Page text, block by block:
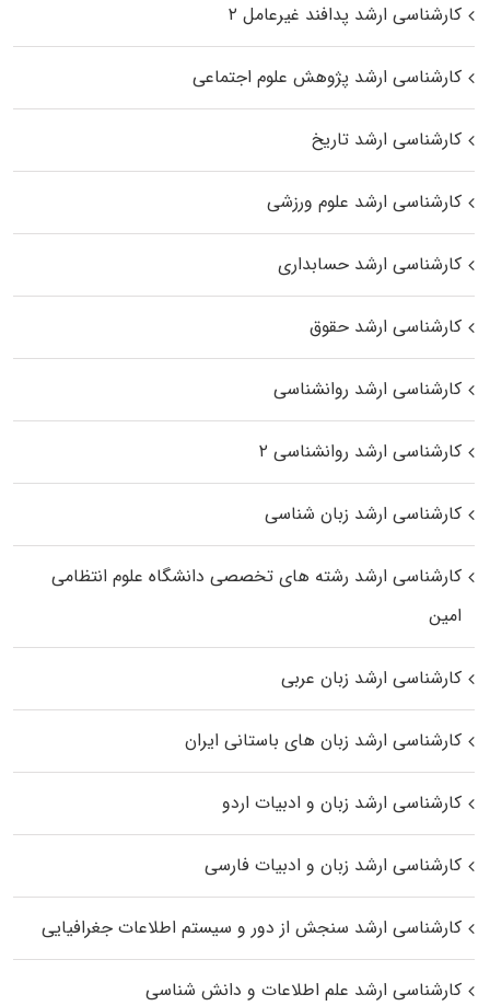
کارشناسی ارشد پدافند غیرعامل ۲
کارشناسی ارشد پژوهش علوم اجتماعی
کارشناسی ارشد تاریخ
کارشناسی ارشد علوم ورزشی
کارشناسی ارشد حسابداری
کارشناسی ارشد حقوق
کارشناسی ارشد روانشناسی
کارشناسی ارشد روانشناسی ۲
کارشناسی ارشد زبان شناسی
کارشناسی ارشد رﺷﺘﻪ ﻫﺎی تخصصی داﻧﺸﮕﺎه ﻋﻠﻮم انتظامی
اﻣﻴﻦ
کارشناسی ارشد زبان عربی
کارشناسی ارشد زبان‌ های باستانی ایران
کارشناسی ارشد زبان و ادبیات اردو
کارشناسی ارشد زبان و ادبیات فارسی
کارشناسی ارشد سنجش از دور و سیستم اطلاعات جغرافیایی
کارشناسی ارشد علم اطلاعات و دانش شناسی